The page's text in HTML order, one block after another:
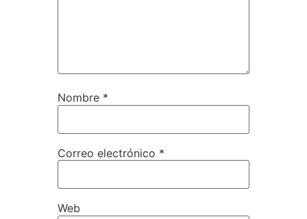
Nombre *
Correo electrónico *
Web